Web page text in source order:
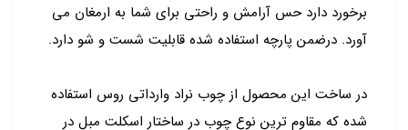
برخورد دارد حس آرامش و راحتی برای شما به ارمغان می
آورد. درضمن پارچه استفاده شده قابلیت شست و شو دارد.
در ساخت این محصول از چوب نراد وارداتی روس استفاده
شده که مقاوم ترین نوع چوب در ساختار اسکلت مبل در